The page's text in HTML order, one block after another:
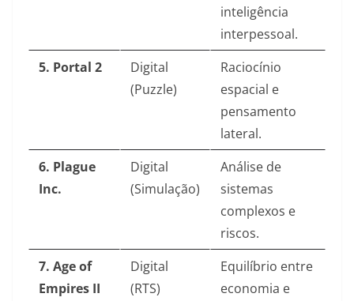
inteligência
interpessoal.
5. Portal 2
Digital
(Puzzle)
Raciocínio
espacial e
pensamento
lateral.
6. Plague
Inc.
Digital
(Simulação)
Análise de
sistemas
complexos e
riscos.
7. Age of
Empires II
Digital
(RTS)
Equilíbrio entre
economia e